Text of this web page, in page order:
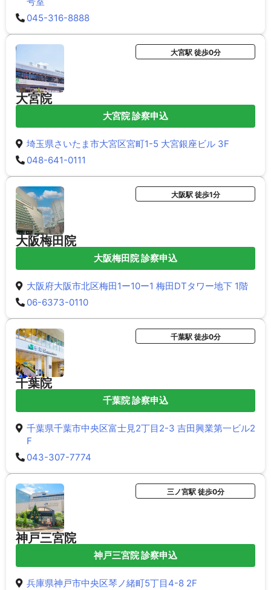
045-316-8888
大宮院
大宮駅 徒歩0分
大宮院 診察申込
埼玉県さいたま市大宮区宮町1-5 大宮銀座ビル 3F
048-641-0111
大阪梅田院
大阪駅 徒歩1分
大阪梅田院 診察申込
大阪府大阪市北区梅田1ー10ー1 梅田DTタワー地下 1階
06-6373-0110
千葉院
千葉駅 徒歩0分
千葉院 診察申込
千葉県千葉市中央区富士見2丁目2-3 吉田興業第一ビル2
F
043-307-7774
神戸三宮院
三ノ宮駅 徒歩0分
神戸三宮院 診察申込
兵庫県神戸市中央区琴ノ緒町5丁目4-8 2F